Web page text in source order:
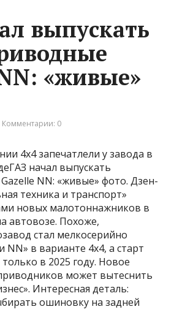
выпускать
«живые»
Комментарии: 0
4х4 запечатлели у завода в
начал выпускать
NN: «живые» фото. Дзен-
техника и транспорт»
новых малотоннажников в
автовозе. Похоже,
стал мелкосерийно
NN» в варианте 4х4, а старт
в 2025 году. Новое
может вытеснить
Интересная деталь:
ошиновку на задней